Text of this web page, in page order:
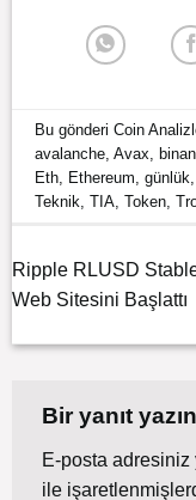
Bu gönderiCoin
avalanche ,Avax ,
Eth Ethereum ,günlük
Teknik ,TIA ,Token ,
Ripple RLUSD
Web Sitesini Başlattı
Bir yanıt yazın
E-posta adresiniz
ile